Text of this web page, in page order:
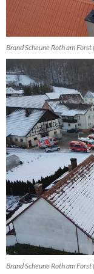
Brand Scheune Roth am Forst
Brand Scheune Roth am Forst